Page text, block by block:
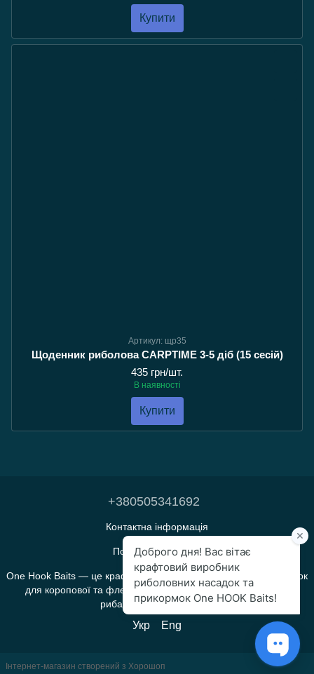
Купити
Артикул: щр35
Щоденник риболова CARPTIME 3-5 діб (15 сесій)
435 грн/шт.
В наявності
Купити
+380505341692
Контактна інформація
Повна версія сайту
One Hook Baits — це крафтове виробництво прикормок і насадок
для коропової та флет-фідерної риболовлі, яке створене
рибалками для рибалок.
Укр Eng
Інтернет-магазин створений з Хорошоп